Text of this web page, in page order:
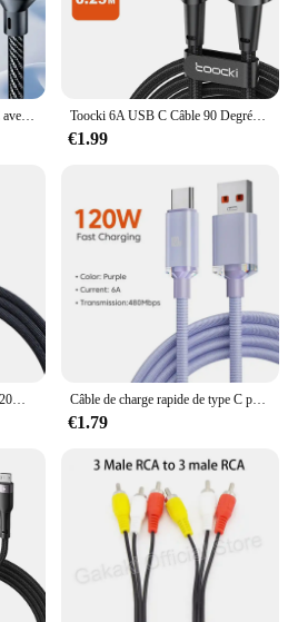
NNBILI-Câble USB de type C avec affichage numérique LED, charge rapide, données, Samsung, Xiaomi, POCO, Redmi, Huawei, 120W, nouveau Toocki 6A USB C Câble 90 Degrés Pour OPPO 100W Cordon De Charge Rapide Pour L'honneur Huawei Oneplus Realme Chargeur Données Fil
€1.99
NNBILI-Câble USB Type-C 120W 7A pour recharge rapide et transfert de données, cordon de chargeur USB-C pour téléphone portable iPhone 15, Xiaomi Oneplus Câble de charge rapide de type C pour téléphone portable, 120W, SnapUSB, Xiaomi 13, Samsung S23, Realme, transfert de données, fils
€1.79